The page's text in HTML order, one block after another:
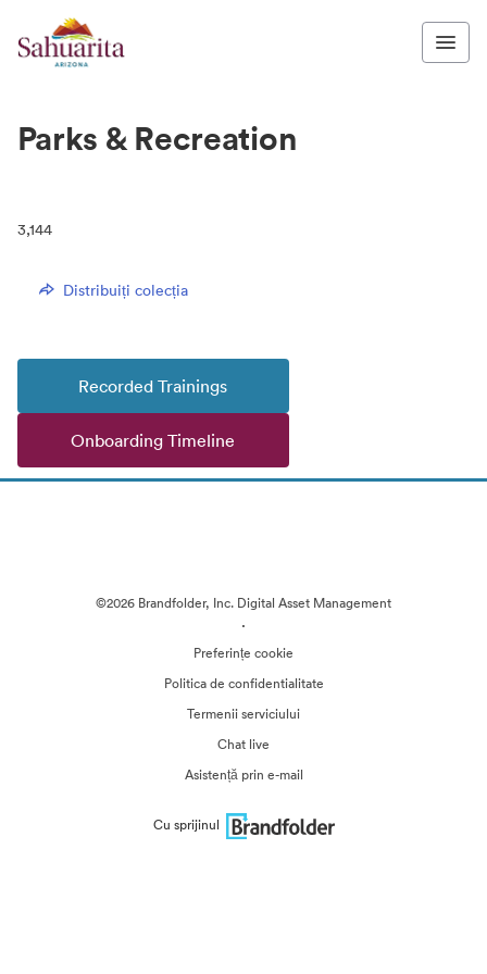
Parks & Recreation
3,144
Distribuiți colecția
Recorded Trainings
Onboarding Timeline
©2026 Brandfolder, Inc. Digital Asset Management
·
Preferințe cookie
Politica de confidentialitate
Termenii serviciului
Chat live
Asistență prin e-mail
Cu sprijinul